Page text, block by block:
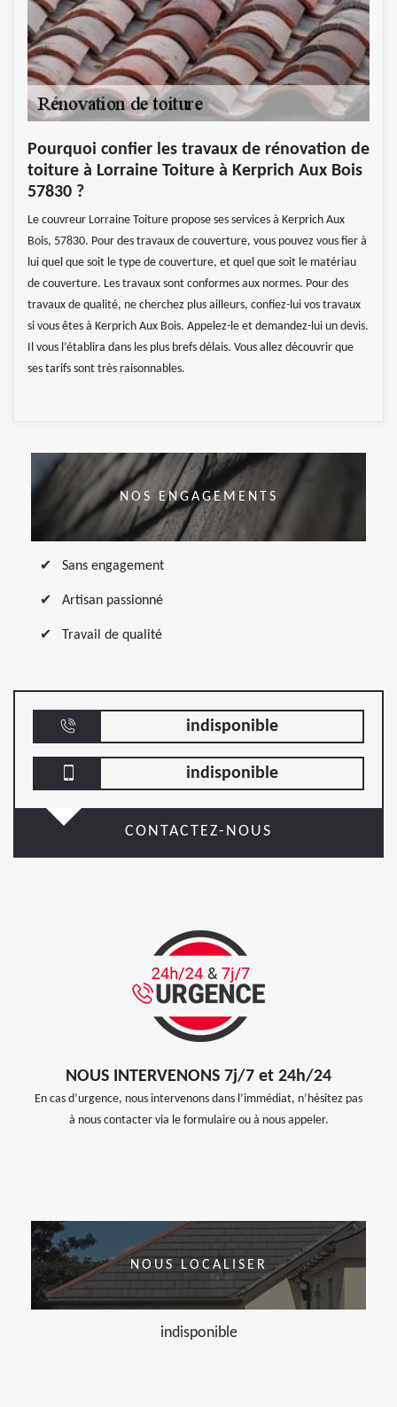
Pourquoi confier les travaux de rénovation de
toiture à Lorraine Toiture à Kerprich Aux Bois
57830 ?
Le couvreur Lorraine Toiture propose ses services à Kerprich Aux
Bois, 57830. Pour des travaux de couverture, vous pouvez vous fier à
lui quel que soit le type de couverture, et quel que soit le matériau
de couverture. Les travaux sont conformes aux normes. Pour des
travaux de qualité, ne cherchez plus ailleurs, confiez-lui vos travaux
si vous êtes à Kerprich Aux Bois. Appelez-le et demandez-lui un devis.
Il vous l’établira dans les plus brefs délais. Vous allez découvrir que
ses tarifs sont très raisonnables.
NOS ENGAGEMENTS
Sans engagement
Artisan passionné
Travail de qualité
indisponible
indisponible
CONTACTEZ-NOUS
NOUS INTERVENONS 7j/7 et 24h/24
En cas d’urgence, nous intervenons dans l’immédiat, n’hésitez pas
à nous contacter via le formulaire ou à nous appeler.
NOUS LOCALISER
indisponible